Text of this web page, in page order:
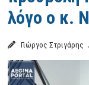
λόγο ο κ.
Γιώργος Στριγάρης